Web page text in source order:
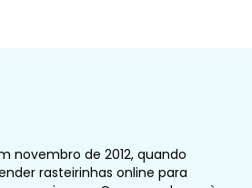
novembro de 2012, quando
rasteirinhas online para